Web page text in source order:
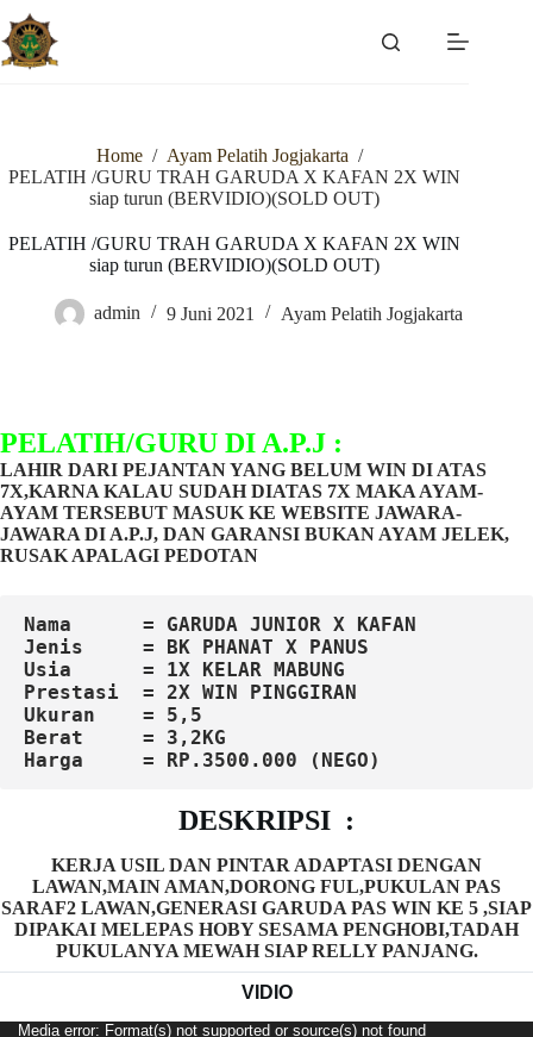
Skip
to
content
Home / Ayam Pelatih Jogjakarta /
PELATIH /GURU TRAH GARUDA X KAFAN 2X WIN
siap turun (BERVIDIO)(SOLD OUT)
PELATIH /GURU TRAH GARUDA X KAFAN 2X WIN
siap turun (BERVIDIO)(SOLD OUT)
admin 9 Juni 2021 Ayam Pelatih Jogjakarta
PELATIH/GURU DI A.P.J :
LAHIR DARI PEJANTAN YANG BELUM WIN DI ATAS
7X,KARNA KALAU SUDAH DIATAS 7X MAKA AYAM-
AYAM TERSEBUT MASUK KE WEBSITE JAWARA-
JAWARA DI A.P.J, DAN GARANSI BUKAN AYAM JELEK,
RUSAK APALAGI PEDOTAN
Nama      = GARUDA JUNIOR X KAFAN
Jenis     = BK PHANAT X PANUS
Usia      = 1X KELAR MABUNG
Prestasi  = 2X WIN PINGGIRAN
Ukuran    = 5,5
Berat     = 3,2KG
Harga     = RP.3500.000 (NEGO)
DESKRIPSI :
KERJA USIL DAN PINTAR ADAPTASI DENGAN
LAWAN,MAIN AMAN,DORONG FUL,PUKULAN PAS
SARAF2 LAWAN,GENERASI GARUDA PAS WIN KE 5 ,SIAP
DIPAKAI MELEPAS HOBY SESAMA PENGHOBI,TADAH
PUKULANYA MEWAH SIAP RELLY PANJANG.
VIDIO
Pemutar
Media error: Format(s) not supported or source(s) not found